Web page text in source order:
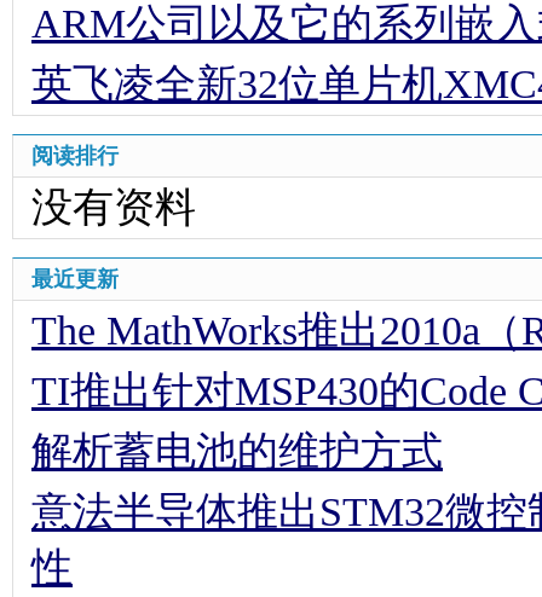
ARM公司以及它的系列嵌
英飞凌全新32位单片机
阅读排行
没有资料
最近更新
The MathWorks推出2010a
TI推出针对MSP430的Code
解析蓄电池的维护方式
意法半导体推出STM32微
性